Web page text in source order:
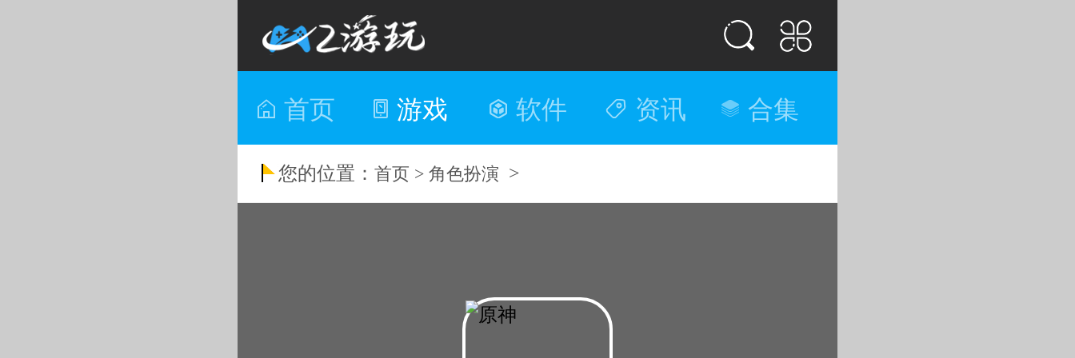
首页 游戏 软件 资讯 合集
您的位置： 首页 > 角色扮演 >